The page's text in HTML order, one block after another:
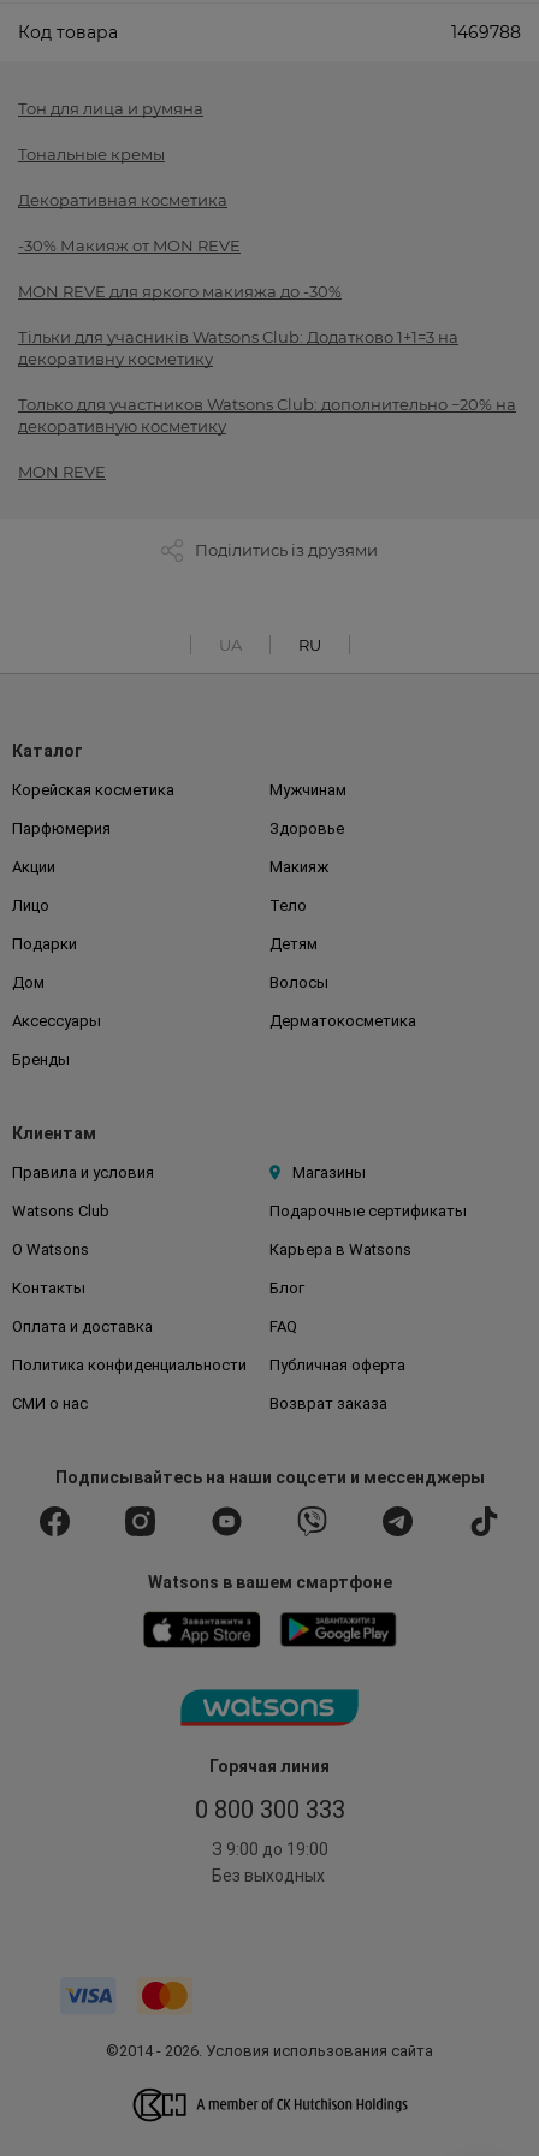
Код товара 1469788
Тон для лица и румяна
Тональные кремы
Декоративная косметика
-30% Макияж от MON REVE
MON REVE для яркого макияжа до -30%
Тільки для учасників Watsons Club: Додатково 1+1=3 на
декоративну косметику
Только для участников Watsons Club: дополнительно −20% на
декоративную косметику
MON REVE
Поділитись із друзями
UA RU
Горячая линия
0 800 300 333
З 9:00 до 19:00
Без выходных
Каталог
Корейская косметика Мужчинам
Парфюмерия Здоровье
Акции Макияж
Лицо Тело
Подарки Детям
Дом Волосы
Аксессуары Дерматокосметика
Бренды
Клиентам
Правила и условия Магазины
Watsons Club Подарочные сертификаты
О Watsons Карьера в Watsons
Контакты Блог
Оплата и доставка FAQ
Политика конфиденциальности Публичная оферта
СМИ о нас Возврат заказа
Подписывайтесьна наши соцсети и мессенджеры
Watsons в вашем смартфоне
©2014 - 2026. Условия использования сайта